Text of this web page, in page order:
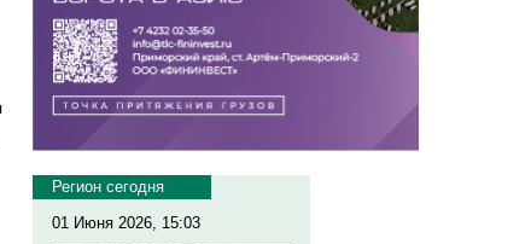
Регион сегодня
01 Июня 2026, 15:03